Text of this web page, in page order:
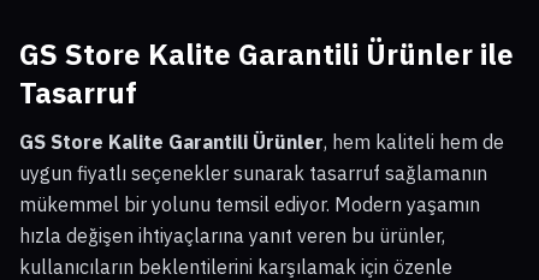
GS Store Kalite Garantili Ürünler ile
Tasarruf
GS Store Kalite Garantili Ürünler, hem kaliteli hem de
uygun fiyatlı seçenekler sunarak tasarruf sağlamanın
mükemmel bir yolunu temsil ediyor. Modern yaşamın
hızla değişen ihtiyaçlarına yanıt veren bu ürünler,
kullanıcıların beklentilerini karşılamak için özenle